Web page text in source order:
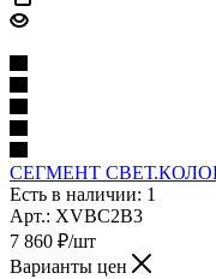
СЕГМЕНТ
Есть в наличии: 1
Арт.: XVBC2B3
7 860 ₽/шт
Варианты цен